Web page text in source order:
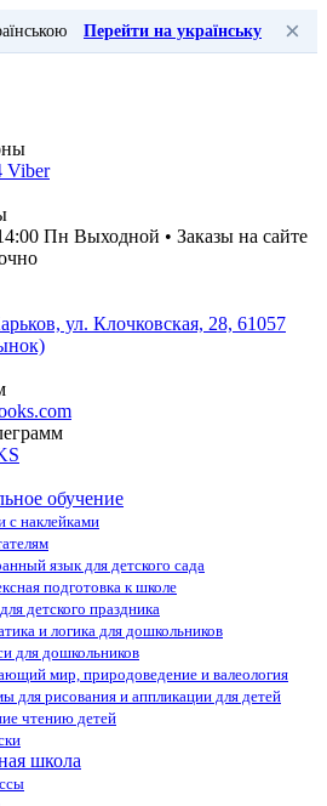
Перейти на українську ×
Viber
Пн Выходной • Заказы на сайте
ул. Клочковская, 28, 61057
обучение
с наклейками
язык для детского сада
подготовка к школе
детского праздника
и логика для дошкольников
для дошкольников
мир, природоведение и валеология
для рисования и аппликации для детей
чтению детей
школа